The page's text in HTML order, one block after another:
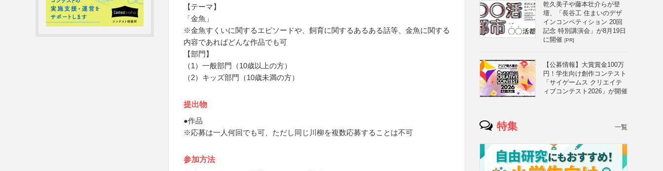
【テーマ】
「金魚」
※金魚すくいに関するエピソードや、飼育に関するあるある話等、金魚に関する
内容であればどんな作品でも可
【部門】
（1）一般部門（10歳以上の方）
（2）キッズ部門（10歳未満の方）
提出物
●作品
※応募は一人何回でも可、ただし同じ川柳を複数応募することは不可
参加方法
乾久美子や藤本壮介らが登
壇、「長谷工 住まいのデザ
インコンペティション 20回
記念 特別講演会」が8月19日
に開催 [PR]
【公募情報】大賞賞金100万
円！学生向け創作コンテスト
「サイゲームス クリエイテ
ィブコンテスト2026」が開催
特集 一覧